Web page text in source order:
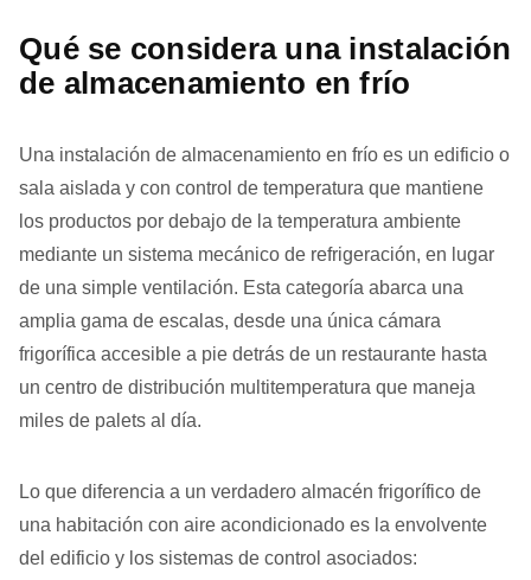
Qué se considera una instalación
de almacenamiento en frío
Una instalación de almacenamiento en frío es un edificio o
sala aislada y con control de temperatura que mantiene
los productos por debajo de la temperatura ambiente
mediante un sistema mecánico de refrigeración, en lugar
de una simple ventilación. Esta categoría abarca una
amplia gama de escalas, desde una única cámara
frigorífica accesible a pie detrás de un restaurante hasta
un centro de distribución multitemperatura que maneja
miles de palets al día.
Lo que diferencia a un verdadero almacén frigorífico de
una habitación con aire acondicionado es la envolvente
del edificio y los sistemas de control asociados: